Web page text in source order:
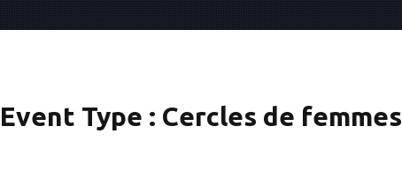
Event Type : Cercles de femmes